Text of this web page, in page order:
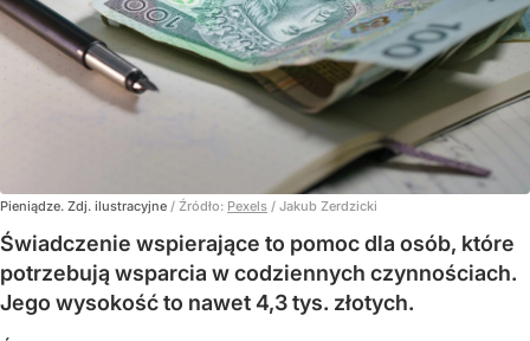
Pieniądze. Zdj. ilustracyjne / Źródło: Pexels / Jakub Zerdzicki
Świadczenie wspierające to pomoc dla osób, które
potrzebują wsparcia w codziennych czynnościach.
Jego wysokość to nawet 4,3 tys. złotych.